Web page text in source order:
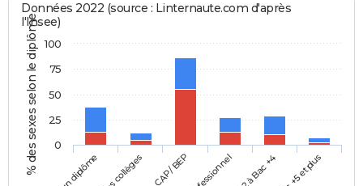
% des sexes selon le diplôme
Données 2022 (source : Linternaute.com d'après
l'Insee)
CAP / BEP Bac +5 et plus
0
25
50
75
100